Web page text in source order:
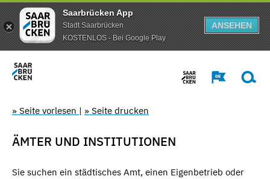
Saarbrücken App
Stadt Saarbrücken
KOSTENLOS - Bei Google Play
ANSEHEN
» Seite vorlesen | » Seite drucken
ÄMTER UND INSTITUTIONEN
Sie suchen ein städtisches Amt, einen Eigenbetrieb oder